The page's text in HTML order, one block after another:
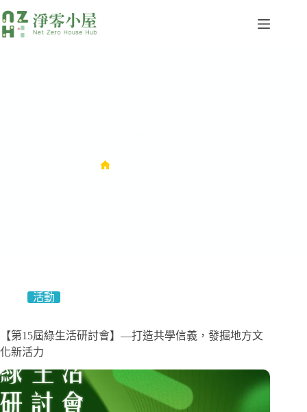
活動
【第15屆綠生活研討會】—打造共學信義，發掘地方文
化新活力